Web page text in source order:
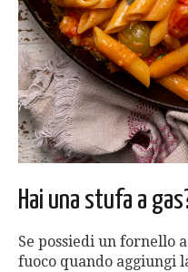
Hai una stufa a
Se possiedi un fornello
fuoco quando aggiungi